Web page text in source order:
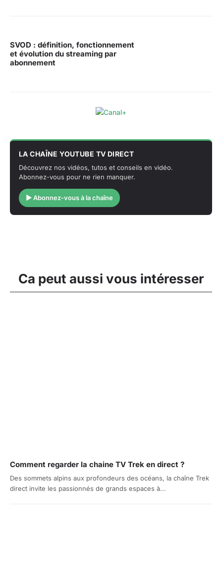
SVOD : définition, fonctionnement
et évolution du streaming par
abonnement
LA CHAÎNE YOUTUBE TV DIRECT
Découvrez nos vidéos, tutos et conseils en vidéo.
Abonnez-vous pour ne rien manquer.
▶ Abonnez-vous à la chaîne
Ca peut aussi vous intéresser
Comment regarder la chaine TV Trek en direct ?
Des sommets alpins aux profondeurs des océans, la chaîne Trek
direct invite les passionnés de grands espaces à...